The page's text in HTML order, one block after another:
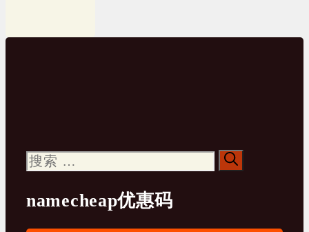
搜
namecheap优惠码